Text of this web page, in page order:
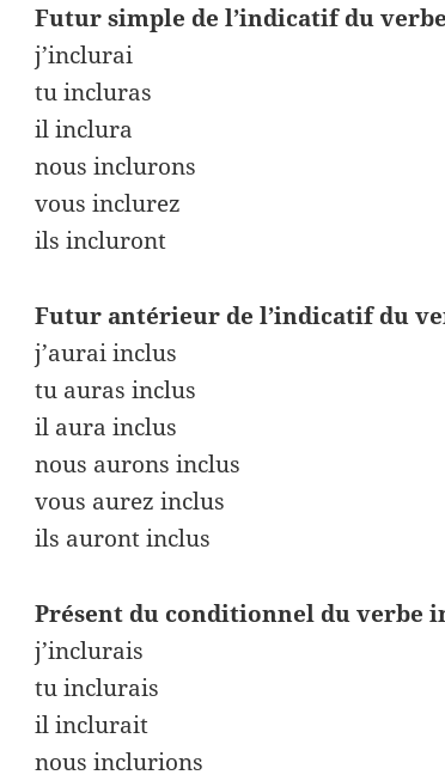
Futur simple de l’indicatif du
j’inclurai
tu incluras
il inclura
nous inclurons
vous inclurez
ils incluront
Futur antérieur de l’indicatif du
j’aurai inclus
tu auras inclus
il aura inclus
nous aurons inclus
vous aurez inclus
ils auront inclus
Présent du conditionnel du verbe
j’inclurais
tu inclurais
il inclurait
nous inclurions